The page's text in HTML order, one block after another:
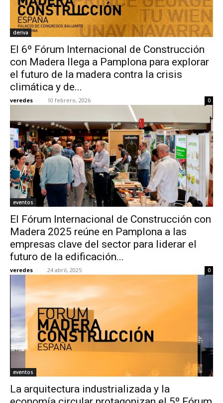
deriva
El 6º Fórum Internacional de Construcción
con Madera llega a Pamplona para explorar
el futuro de la madera contra la crisis
climática y de...
veredes - 10 febrero, 2026 0
eventos
El Fórum Internacional de Construcción con
Madera 2025 reúne en Pamplona a las
empresas clave del sector para liderar el
futuro de la edificación...
veredes - 24 abril, 2025 0
eventos
La arquitectura industrializada y la